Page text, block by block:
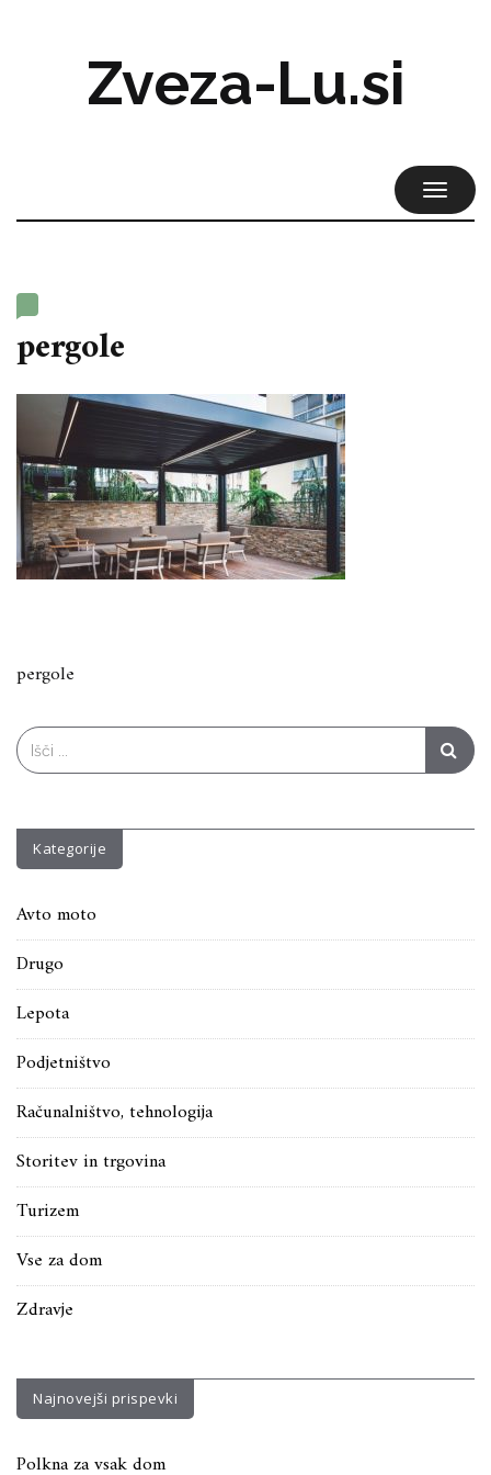
Zveza-Lu.si
pergole
Navigacija
prispevka
pergole
Search
for:
Kategorije
Avto moto
Drugo
Lepota
Podjetništvo
Računalništvo, tehnologija
Storitev in trgovina
Turizem
Vse za dom
Zdravje
Najnovejši prispevki
Polkna za vsak dom